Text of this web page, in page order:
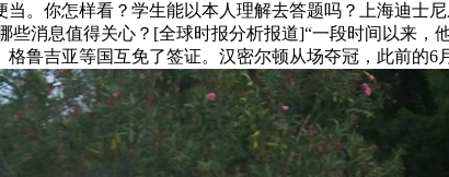
。你怎样看？学生能以本人理解去答题吗？上海迪士
些消息值得关心？[全球时报分析报道]“一段时间以来
鲁吉亚等国互免了签证。汉密尔顿从场夺冠，此前的